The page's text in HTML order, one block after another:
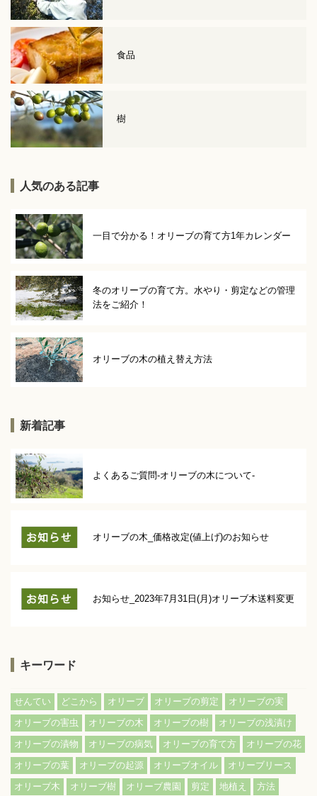
食品
樹
人気のある記事
一目で分かる！オリーブの育て方1年カレンダー
冬のオリーブの育て方。水やり・剪定などの管理
法をご紹介！
オリーブの木の植え替え方法
新着記事
よくあるご質問-オリーブの木について-
オリーブの木_価格改定(値上げ)のお知らせ
お知らせ_2023年7月31日(月)オリーブ木送料変更
キーワード
せんてい どこから オリーブ オリーブの剪定
オリーブの実
オリーブの害虫
オリーブの木 オリーブの樹
オリーブの浅漬け
オリーブの漬物
オリーブの病気 オリーブの育て方
オリーブの花
オリーブの葉
オリーブの起源 オリーブオイル
オリーブリース
オリーブ木
オリーブ樹 オリーブ農園 剪定 地植え
方法